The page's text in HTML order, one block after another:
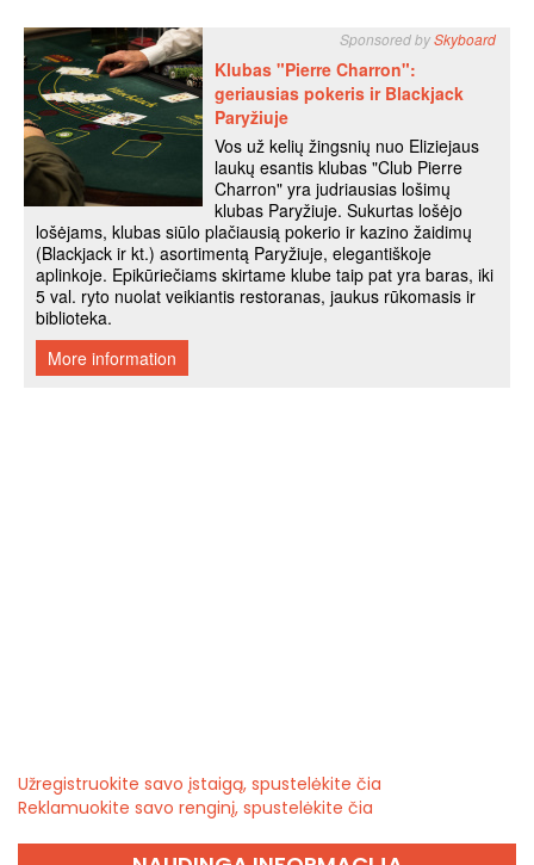
Užregistruokite savo įstaigą, spustelėkite čia
Reklamuokite savo renginį, spustelėkite čia